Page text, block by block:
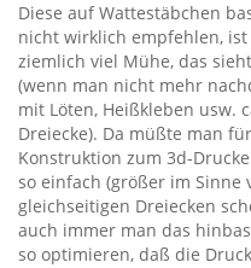
Diese auf Wattestäbchen
nicht wirklich empfehlen,
ziemlich viel Mühe, das
(wenn man nicht mehr
mit Löten, Heißkleben usw.
Dreiecke). Da müßte man
Konstruktion zum 3d-
so einfach (größer im Sinne
gleichseitigen Dreiecken
auch immer man das
so optimieren, daß die